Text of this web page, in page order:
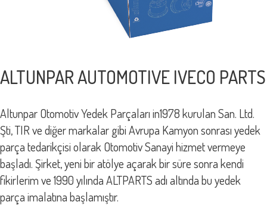
ALTUNPAR AUTOMOTIVE IVECO PARTS
Altunpar Otomotiv Yedek Parçaları in1978 kurulan San. Ltd.
Şti, TIR ve diğer markalar gibi Avrupa Kamyon sonrası yedek
parça tedarikçisi olarak Otomotiv Sanayi hizmet vermeye
başladı. Şirket, yeni bir atölye açarak bir süre sonra kendi
fikirlerim ve 1990 yılında ALTPARTS adı altında bu yedek
parça imalatına başlamıştır.